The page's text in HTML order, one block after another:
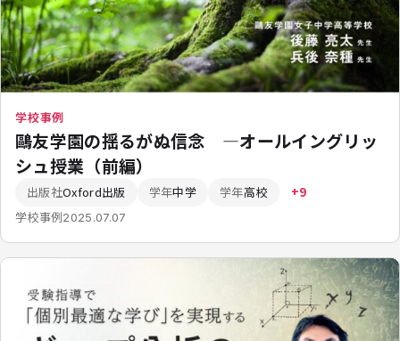
学校事例
鷗友学園の揺るがぬ信念 ―オールイングリッ
シュ授業（前編）
出版社Oxford出版 学年中学 学年高校 +9
学校事例2025.07.07